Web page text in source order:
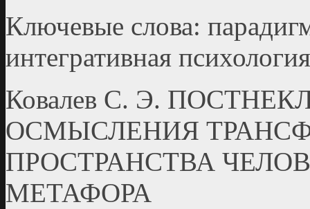
Ключевые слова:
интегративная
Ковалев С. Э.
ОСМЫСЛЕНИЯ
ПРОСТРАНСТВА
МЕТАФОРА